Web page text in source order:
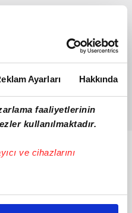
Ayarları Hakkında
faaliyetlerinin
kullanılmaktadır.
ve cihazlarını
sizlere özel